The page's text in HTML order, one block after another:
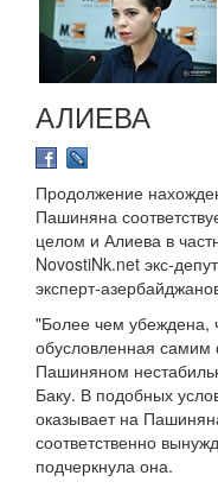
АЛИЕВА
Продолжение
Пашиняна
целом и Алиева в
NovostiNk.net экс-
эксперт-
"Более чем убеждена,
обусловленная самим
Пашиняном
Баку. В подобных
оказывает на
соответственно
подчеркнула она.